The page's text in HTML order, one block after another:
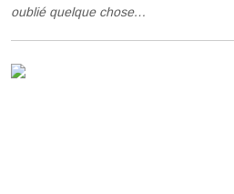
oublié quelque chose…